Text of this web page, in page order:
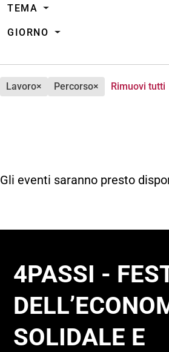
TEMA
GIORNO
lavoro× percorso× Rimuovi tutti
Gli eventi saranno presto
4PASSI -
SOLIDALE E